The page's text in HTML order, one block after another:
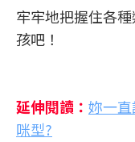
牢牢地把握住各
孩吧！
延伸閱讀： 妳一
咪型?